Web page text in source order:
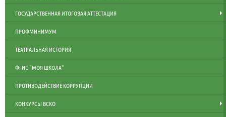
ГОСУДАРСТВЕННАЯ ИТОГОВАЯ АТТЕСТАЦИЯ
ПРОФМИНИМУМ
ТЕАТРАЛЬНАЯ ИСТОРИЯ
ФГИС "МОЯ ШКОЛА"
ПРОТИВОДЕЙСТВИЕ КОРРУПЦИИ
КОНКУРСЫ ВСКО